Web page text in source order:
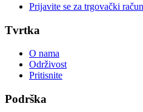
Prijavite se za trgovački račun
Tvrtka
O nama
Održivost
Pritisnite
Podrška